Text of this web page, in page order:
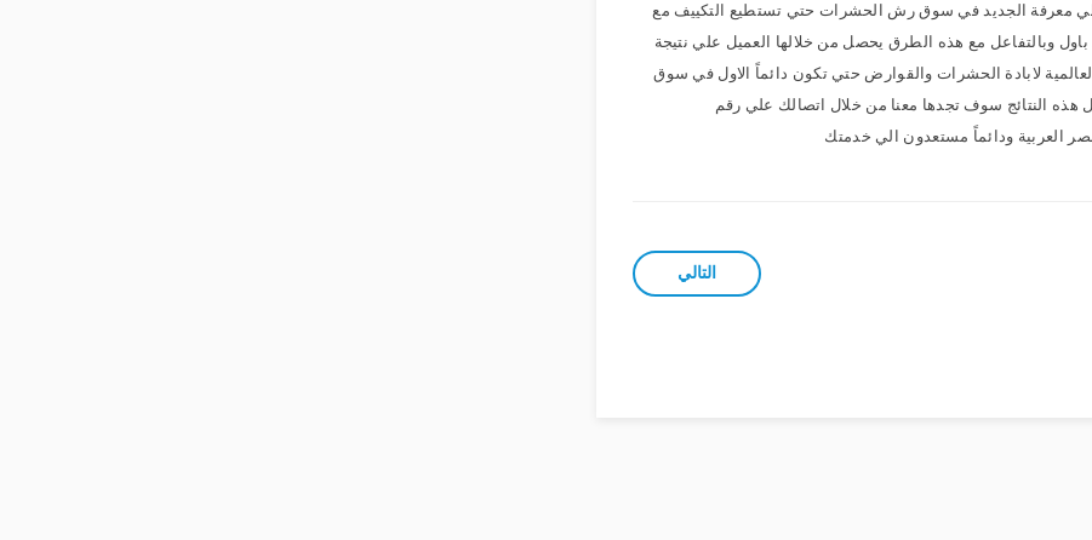
معرفة الجديد في سوق رش الحشرات حتي تستطيع التكييف مع
وبالتفاعل مع هذه الطرق يحصل من خلالها العميل علي نتيجة
لابادة الحشرات والقوارض حتي تكون دائماً الاول في سوق
النتائج سوف تجدها معنا من خلال اتصالك علي رقم
العربية ودائماً مستعدون الي خدمتك
التالي